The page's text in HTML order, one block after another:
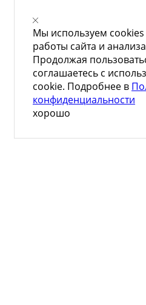
Мы используем
работы сайта и
Продолжая
соглашаетесь с
cookie. Подробнее в
конфиденциальности
хорошо